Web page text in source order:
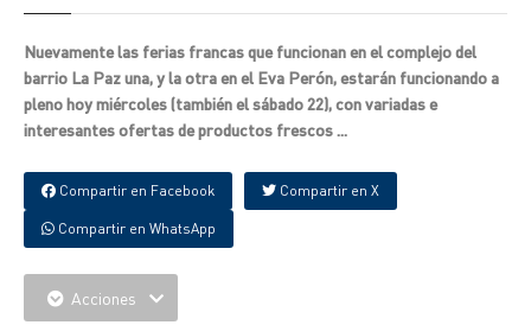
Nuevamente las ferias francas que funcionan en el complejo del
barrio La Paz una, y la otra en el Eva Perón, estarán funcionando a
pleno hoy miércoles (también el sábado 22), con variadas e
interesantes ofertas de productos frescos ...
Compartir en Facebook Compartir en X
Compartir en WhatsApp
Acciones